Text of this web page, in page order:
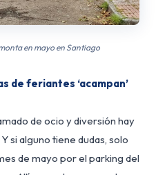
en mayo en Santiago
de feriantes ‘acampan’
de ocio y diversión hay
Y si alguno tiene dudas, solo
de mayo por el parking del